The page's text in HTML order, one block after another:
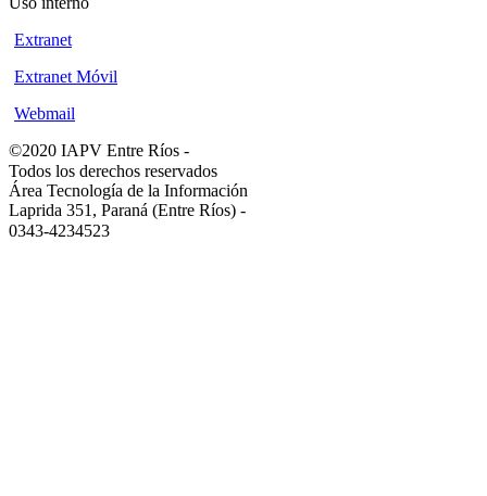
Extranet
Extranet Móvil
Webmail
©2020 IAPV Entre Ríos -
Todos los derechos reservados
Área Tecnología de la Información
Laprida 351, Paraná (Entre Ríos) -
0343-4234523